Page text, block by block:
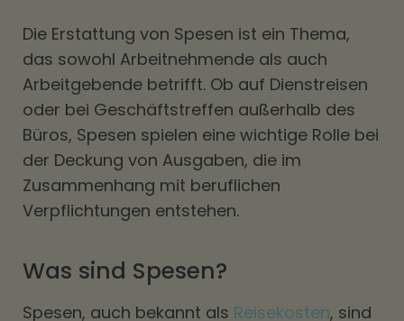
Die Erstattung von Spesen ist ein Thema,
das sowohl Arbeitnehmende als auch
Arbeitgebende betrifft. Ob auf Dienstreisen
oder bei Geschäftstreffen außerhalb des
Büros, Spesen spielen eine wichtige Rolle bei
der Deckung von Ausgaben, die im
Zusammenhang mit beruflichen
Verpflichtungen entstehen.
Was sind Spesen?
Spesen, auch bekannt als Reisekosten, sind